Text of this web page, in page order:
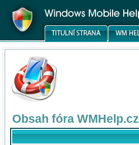
Obsah fóra WMHelp.cz